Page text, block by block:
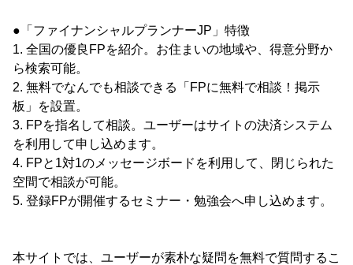
●「ファイナンシャルプランナーJP」特徴
1. 全国の優良FPを紹介。お住まいの地域や、得意分野か
ら検索可能。
2. 無料でなんでも相談できる「FPに無料で相談！掲示
板」を設置。
3. FPを指名して相談。ユーザーはサイトの決済システム
を利用して申し込めます。
4. FPと1対1のメッセージボードを利用して、閉じられた
空間で相談が可能。
5. 登録FPが開催するセミナー・勉強会へ申し込めます。
本サイトでは、ユーザーが素朴な疑問を無料で質問するこ